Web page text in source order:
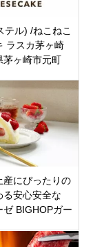
テル) /ねこねこ
ラスカ茅ヶ崎
茅ヶ崎市元町
産にぴったりの
る安心安全な
ゼ BIGHOPガー
月6日（金）オー